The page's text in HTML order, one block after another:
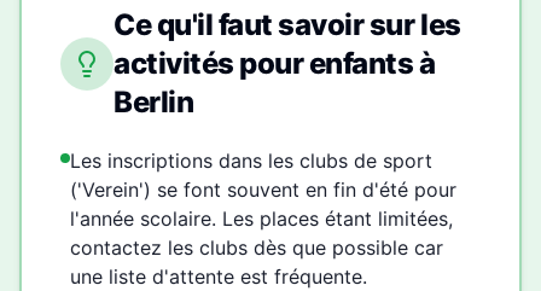
Ce qu'il faut savoir sur les
activités pour enfants à
Berlin
Les inscriptions dans les clubs de sport
('Verein') se font souvent en fin d'été pour
l'année scolaire. Les places étant limitées,
contactez les clubs dès que possible car
une liste d'attente est fréquente.